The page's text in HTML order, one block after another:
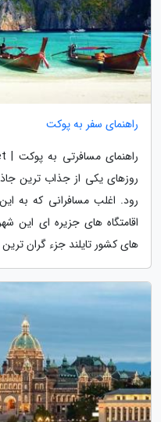
راهنمای سفر به پوکت
روزهای یکی از جذاب ترین
رود. اغلب مسافرانی که به
اقامتگاه های جزیره ای این
های کشور تایلند جزء گران